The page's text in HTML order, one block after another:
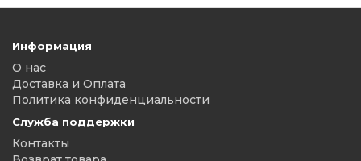
Информация
О нас
Доставка и Оплата
Политика конфиденциальности
Служба поддержки
Контакты